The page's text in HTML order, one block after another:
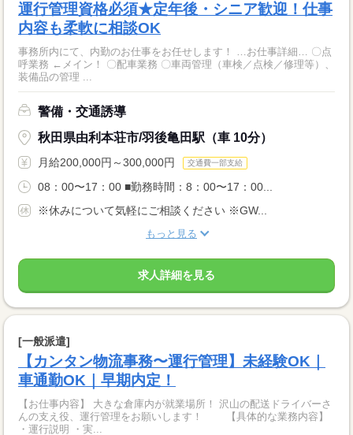
運行管理資格必須★定年後・シニア歓迎！仕事
内容も柔軟に相談OK
事務所内にて、内勤のお仕事をお任せします！ …お仕事詳細… 〇点
呼業務 ←メイン！ 〇配車業務 〇車両管理（車検／点検／修理等）、
装備品の管理 ...
警備・交通誘導
秋田県由利本荘市/羽後亀田駅（車 10分）
月給200,000円～300,000円 交通費一部支給
08：00〜17：00 ■勤務時間：8：00〜17：00...
※休みについて気軽にご相談ください ※GW...
もっと見る
求人詳細を見る
[一般派遣]
【カンタン物流事務〜運行管理】未経験OK｜
車通勤OK｜早期内定！
【お仕事内容】 大きな倉庫内が就業場所！ 沢山の配送ドライバーさ
んの支え役、運行管理をお願いします！ 【具体的な業務内容】
・運行説明 ・実...